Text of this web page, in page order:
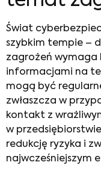
Świat
szybkim tempie –
zagrożeń wymaga
informacjami na
mogą być
zwłaszcza w
kontakt z
w
redukcję ryzyka i
najwcześniejszym